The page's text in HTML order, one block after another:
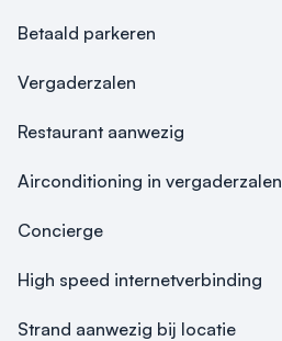
Betaald parkeren
Vergaderzalen
Restaurant aanwezig
Airconditioning in vergaderzalen
Concierge
High speed internetverbinding
Strand aanwezig bij locatie